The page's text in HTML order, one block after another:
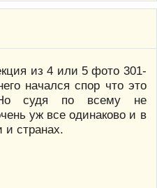
из 4 или 5 фото 301-
начался спор что это
Но судя по всему не
уж все одинаково и в
и странах.